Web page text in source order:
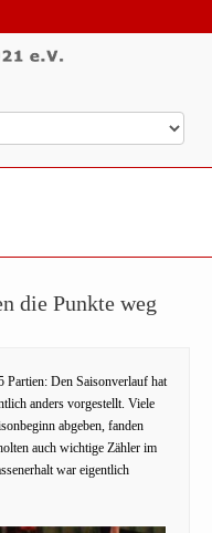
die Punkte weg
Den Saisonverlauf hat
anders vorgestellt. Viele
abgeben, fanden
auch wichtige Zähler im
war eigentlich